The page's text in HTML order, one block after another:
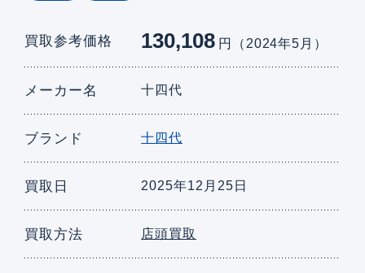
買取参考価格 130,108 円（2024年5月）
メーカー名 十四代
ブランド 十四代
買取日 2025年12月25日
買取方法 店頭買取